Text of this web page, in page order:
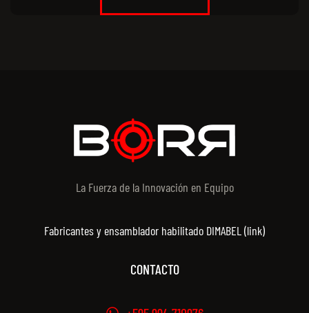
La Fuerza de la Innovación en Equipo
Fabricantes y ensamblador habilitado DIMABEL (link)
CONTACTO